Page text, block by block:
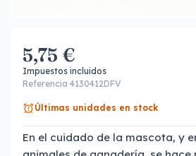
5,75 €
Impuestos incluidos
Referencia 4130412DFV
Últimas unidades en stock
En el cuidado de la mascota, y